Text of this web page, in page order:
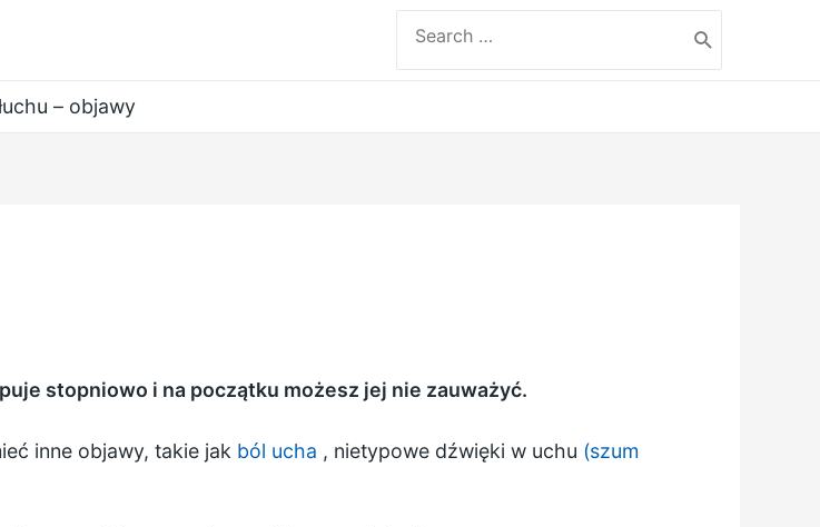
for:
– objawy
stopniowo i na początku możesz jej nie zauważyć.
inne objawy, takie jak ból ucha , nietypowe dźwięki w uchu (szum